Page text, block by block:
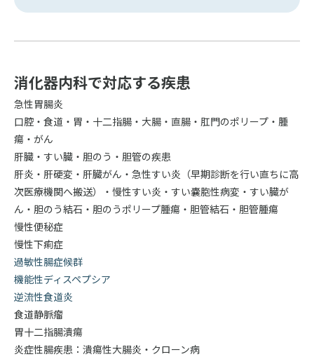
消化器内科で対応する疾患
急性胃腸炎
口腔・食道・胃・十二指腸・大腸・直腸・肛門のポリープ・腫
瘍・がん
肝臓・すい臓・胆のう・胆管の疾患
肝炎・肝硬変・肝臓がん・急性すい炎（早期診断を行い直ちに高
次医療機関へ搬送）・慢性すい炎・すい嚢胞性病変・すい臓が
ん・胆のう結石・胆のうポリープ腫瘍・胆管結石・胆管腫瘍
慢性便秘症
慢性下痢症
過敏性腸症候群
機能性ディスペプシア
逆流性食道炎
食道静脈瘤
胃十二指腸潰瘍
炎症性腸疾患：潰瘍性大腸炎・クローン病